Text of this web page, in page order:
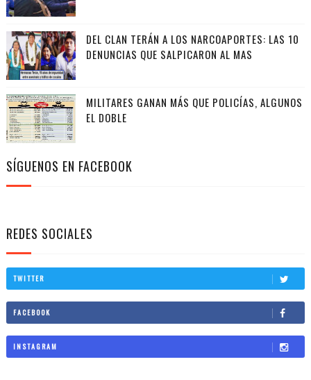
DEL CLAN TERÁN A LOS NARCOAPORTES: LAS 10
DENUNCIAS QUE SALPICARON AL MAS
MILITARES GANAN MÁS QUE POLICÍAS, ALGUNOS
EL DOBLE
SÍGUENOS EN FACEBOOK
REDES SOCIALES
TWITTER
FACEBOOK
INSTAGRAM